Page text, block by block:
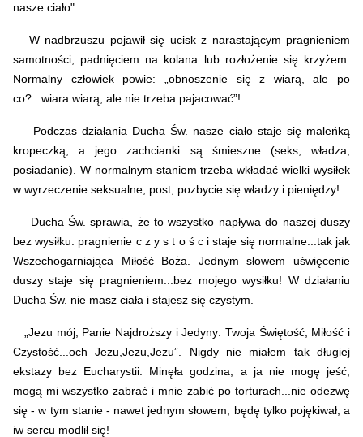
nasze ciało".
W nadbrzuszu pojawił się ucisk z narastającym pragnieniem
samotności, padnięciem na kolana lub rozłożenie się krzyżem.
Normalny człowiek powie: „obnoszenie się z wiarą, ale po
co?...wiara wiarą, ale nie trzeba pajacować”!
Podczas działania Ducha Św. nasze ciało staje się maleńką
kropeczką, a jego zachcianki są śmieszne (seks, władza,
posiadanie). W normalnym staniem trzeba wkładać wielki wysiłek
w wyrzeczenie seksualne, post, pozbycie się władzy i pieniędzy!
Ducha Św. sprawia, że to wszystko napływa do naszej duszy
bez wysiłku: pragnienie c z y s t o ś c i staje się normalne...tak jak
Wszechogarniająca Miłość Boża. Jednym słowem uświęcenie
duszy staje się pragnieniem...bez mojego wysiłku! W działaniu
Ducha Św. nie masz ciała i stajesz się czystym.
„Jezu mój, Panie Najdroższy i Jedyny: Twoja Świętość, Miłość i
Czystość...och Jezu,Jezu,Jezu”. Nigdy nie miałem tak długiej
ekstazy bez Eucharystii. Minęła godzina, a ja nie mogę jeść,
mogą mi wszystko zabrać i mnie zabić po torturach...nie odezwę
się - w tym stanie - nawet jednym słowem, będę tylko pojękiwał, a
iw sercu modlił się!